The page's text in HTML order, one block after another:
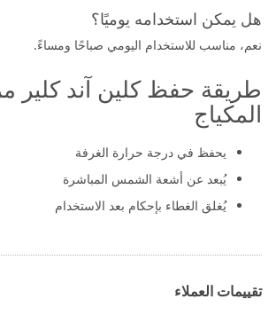
هل يمكن استخدامه يوميًا؟
نعم، مناسب للاستخدام اليومي صباحًا ومساءً.
طريقة حفظ كلين آند كلير
المكياج
يحفظ في درجة حرارة الغرفة
يُبعد عن أشعة الشمس المباشرة
يُغلق الغطاء بإحكام بعد الاستخدام
تقييمات العملاء